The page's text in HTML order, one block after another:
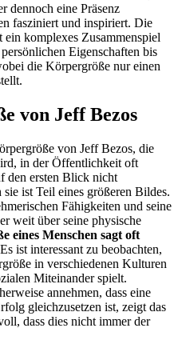
dennoch eine Präsenz
fasziniert und inspiriert. Die
komplexes Zusammenspiel
Eigenschaften bis
die Körpergröße nur einen
von Jeff Bezos
von Jeff Bezos, die
in der Öffentlichkeit oft
den ersten Blick nicht
ist Teil eines größeren Bildes.
Fähigkeiten und seine
weit über seine physische
eines Menschen sagt oft
Es ist interessant zu beobachten,
in verschiedenen Kulturen
Miteinander spielt.
annehmen, dass eine
gleichzusetzen ist, zeigt das
dass dies nicht immer der